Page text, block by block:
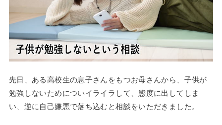
先日、ある高校生の息子さんをもつお母さんから、子供が
勉強しないためについイライラして、態度に出してしま
い、逆に自己嫌悪で落ち込むと相談をいただきました。